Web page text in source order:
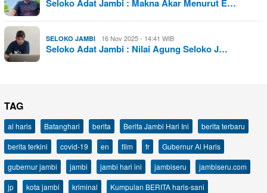
Seloko Adat Jambi : Makna Akar Menurut E…
SELOKO JAMBI 16 Nov 2025 - 14:41 WIB
Seloko Adat Jambi : Nilai Agung Seloko J…
TAG
al haris Batanghari berita Berita Jambi Hari Ini
berita terbaru
berita terkini
covid-19 en film fr
Gubernur Al Haris
gubernur jambi
jambi jambi hari ini jambiseru
jambiseru.com
jp
kota jambi kriminal
Kumpulan BERITA haris-sani